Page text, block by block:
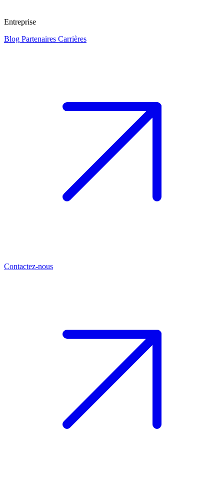
Entreprise
Blog Partenaires Carrières
Contactez-nous